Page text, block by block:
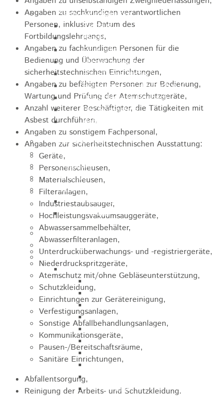
Sehenswürdigkeiten
Rathaus
Blockturm
Ev. Kirche
Miedermuseum
Haus "Anna Vetter"
Polizeimuseum Heubach e.V.
Das Schloss in Heubach
Der Rosenstein
Höhlen rund um Heubach
Heubach Tour
archaeopfad
Flugplatz
Anreise
Schwimmbäder
Hallenbad
Freibad
Kugelmarkt
Vereinsleben
Bike the Rock
Allgemein
Newsletter
Unterkunft
Duschmöglichkeiten
Bike Waschplatz
EXPO
Palmares
Geschichte
Presse
Angaben zu sachkundigen verantwortlichen
Personen, inklusive Datum des
Fortbildungslehrgangs,
Angaben zu fachkundigen Personen für die
Bedienung und Überwachung der
sicherheitstechnischen Einrichtungen,
Angaben zu befähigten Personen zur Bedienung,
Wartung und Prüfung der Atemschutzgeräte,
Anzahl weiterer Beschäftigter, die Tätigkeiten mit
Asbest durchführen,
Angaben zu sonstigem Fachpersonal,
Angaben zur sicherheitstechnischen Ausstattung:
Geräte,
Personenschleusen,
Materialschleusen,
Filteranlagen,
Industriestaubsauger,
Hochleistungsvakuumsauggeräte,
Abwassersammelbehälter,
Abwasserfilteranlagen,
Unterdrucküberwachungs- und -registriergeräte,
Niederdruckspritzgeräte,
Atemschutz mit/ohne Gebläseunterstützung,
Schutzkleidung,
Einrichtungen zur Gerätereinigung,
Verfestigungsanlagen,
Sonstige Abfallbehandlungsanlagen,
Kommunikationsgeräte,
Pausen-/Bereitschaftsräume,
Sanitäre Einrichtungen,
Abfallentsorgung,
Reinigung der Arbeits- und Schutzkleidung.